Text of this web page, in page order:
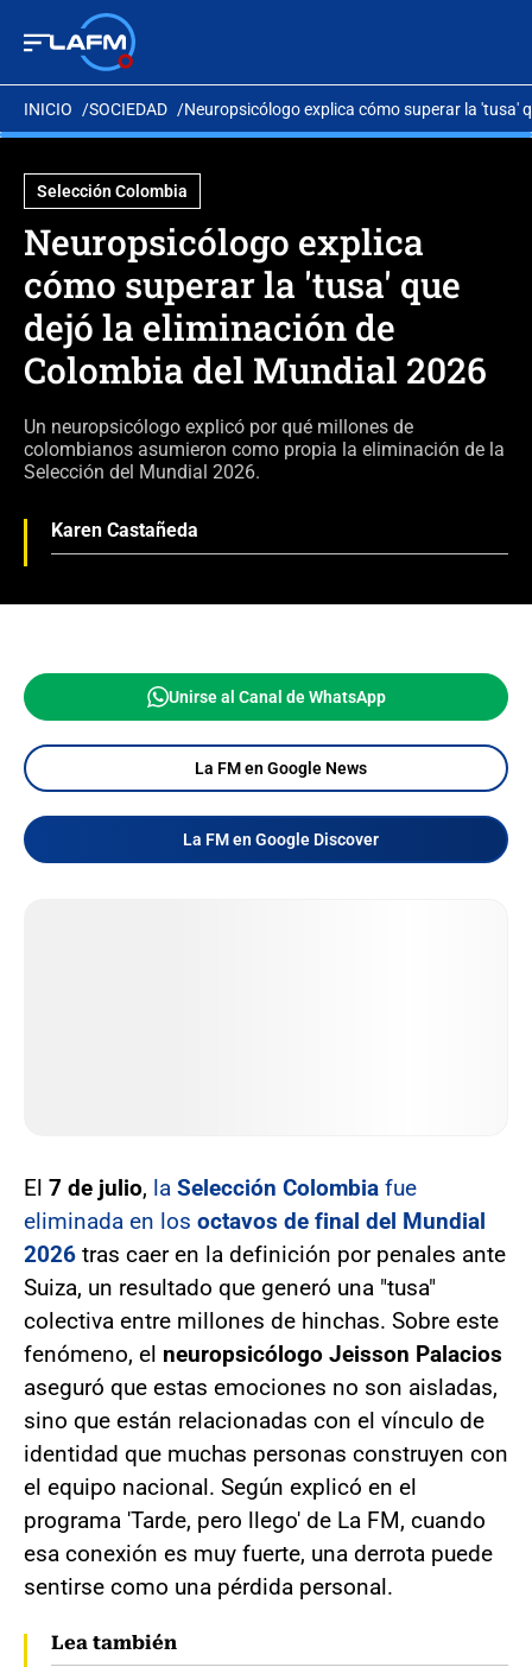
INICIO SOCIEDAD Neuropsicólogo explica cómo superar la 'tusa'
Selección Colombia
Neuropsicólogo explica
cómo superar la 'tusa' que
dejó la eliminación de
Colombia del Mundial 2026
Un neuropsicólogo explicó por qué millones de
colombianos asumieron como propia la eliminación de la
Selección del Mundial 2026.
Karen Castañeda
Unirse al Canal de WhatsApp
La FM en Google News
La FM en Google Discover
El 7 de julio, la Selección Colombia fue
eliminada en los octavos de final del Mundial
2026 tras caer en la definición por penales ante
Suiza, un resultado que generó una "tusa"
colectiva entre millones de hinchas. Sobre este
fenómeno, el neuropsicólogo Jeisson Palacios
aseguró que estas emociones no son aisladas,
sino que están relacionadas con el vínculo de
identidad que muchas personas construyen con
el equipo nacional. Según explicó en el
programa 'Tarde, pero llego' de La FM, cuando
esa conexión es muy fuerte, una derrota puede
sentirse como una pérdida personal.
Lea también